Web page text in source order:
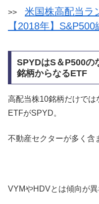
>>
米国株高配当ラ
【2018年】S&P500
SPYDはS＆P500の
銘柄からなるETF
高配当株10銘柄だけでは
ETFがSPYD。
不動産セクターが多く含
VYMやHDVとは傾向が異